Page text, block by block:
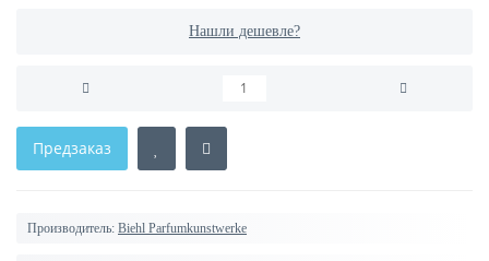
Нашли дешевле?
Предзаказ
Производитель: Biehl Parfumkunstwerke